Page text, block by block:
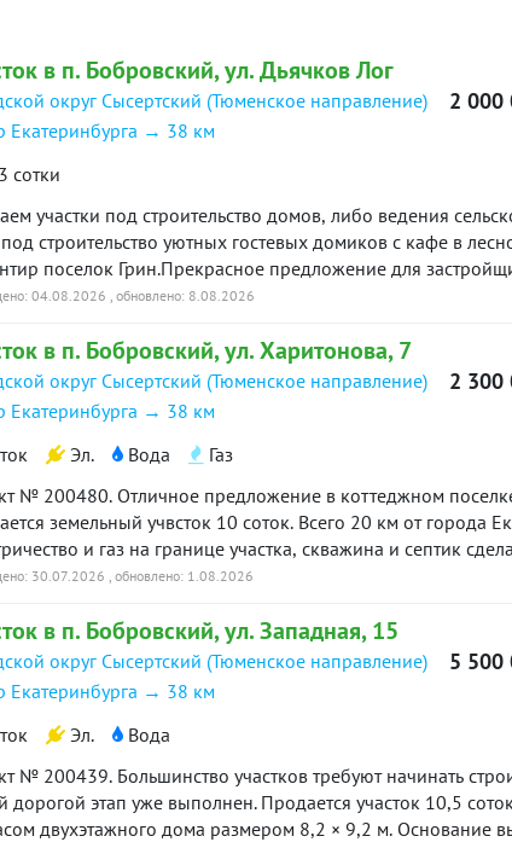
в п. Бобровский, ул. Дьячков Лог
округ Сысертский (Тюменское направление)
Екатеринбурга → 38 км
сотки
2 000
участки под строительство домов, либо ведения
строительство уютных гостевых домиков с кафе в
поселок Грин.Прекрасное предложение для
под вашу фантазию.Один собственник.
04.08.2026 , обновлено: 8.08.2026
в п. Бобровский, ул. Харитонова, 7
округ Сысертский (Тюменское направление)
Екатеринбурга → 38 км
Эл. Вода Газ
2 300
№ 200480. Отличное предложение в коттеджном поселке
земельный учвсток 10 соток. Всего 20 км от города
и газ на границе участка, скважина и септик
леса, кргуглосуточная охрана, на территории
вопросы!
30.07.2026 , обновлено: 1.08.2026
в п. Бобровский, ул. Западная, 15
округ Сысертский (Тюменское направление)
Екатеринбурга → 38 км
Эл. Вода
5 500
№ 200439. Большинство участков требуют начинать
этап уже выполнен. Продается участок 10,5 соток с капитальным
двухэтажного дома размером 8,2 × 9,2 м. Основание